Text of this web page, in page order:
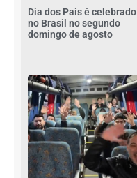
Dia dos Pais é celebrado
no Brasil no segundo
domingo de agosto